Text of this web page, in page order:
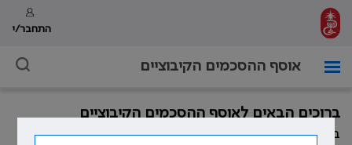
התחבר/י
אוסף ההסכמים הקיבוציים
ברוכים הבאים לאוסף ההסכמים הקיבוציים
במהלך השנים חתמה ההסתדרות הרפואית בישראל, מול